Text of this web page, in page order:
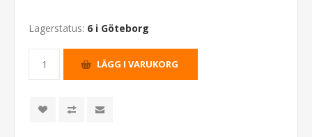
Lagerstatus: 6 i Göteborg